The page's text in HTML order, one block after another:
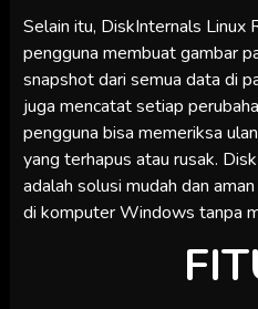
Selain itu, DiskInternals Linux
pengguna membuat gambar
snapshot dari semua data di
juga mencatat setiap
pengguna bisa memeriksa
yang terhapus atau rusak.
adalah solusi mudah dan
di komputer Windows tanpa